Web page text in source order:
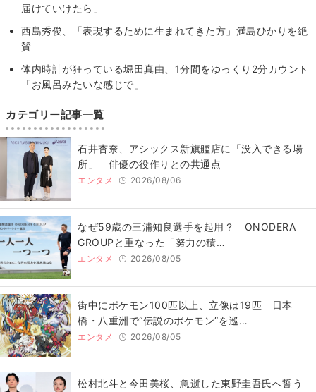
届けていけたら」
西島秀俊、「表現するために生まれてきた方」満島ひかりを絶
賛
体内時計が狂っている堀田真由、1分間をゆっくり2分カウント
「お風呂みたいな感じで」
カテゴリー記事一覧
石井杏奈、アシックス新旗艦店に「没入できる場
所」 俳優の役作りとの共通点
エンタメ 2026/08/06
なぜ59歳の三浦知良選手を起用？ ONODERA
GROUPと重なった「努力の積…
エンタメ 2026/08/05
街中にポケモン100匹以上、立像は19匹 日本
橋・八重洲で“伝説のポケモン”を巡…
エンタメ 2026/08/05
松村北斗と今田美桜、急逝した東野圭吾氏へ誓う